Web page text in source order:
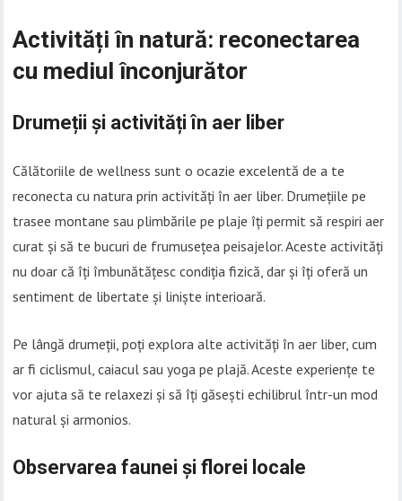
Activități în natură: reconectarea
cu mediul înconjurător
Drumeții și activități în aer liber
Călătoriile de wellness sunt o ocazie excelentă de a te
reconecta cu natura prin activități în aer liber. Drumețiile pe
trasee montane sau plimbările pe plaje îți permit să respiri aer
curat și să te bucuri de frumusețea peisajelor. Aceste activități
nu doar că îți îmbunătățesc condiția fizică, dar și îți oferă un
sentiment de libertate și liniște interioară.
Pe lângă drumeții, poți explora alte activități în aer liber, cum
ar fi ciclismul, caiacul sau yoga pe plajă. Aceste experiențe te
vor ajuta să te relaxezi și să îți găsești echilibrul într-un mod
natural și armonios.
Observarea faunei și florei locale